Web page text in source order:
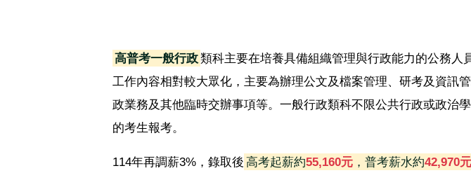
高普考一般行政類科主要在培養具備組織管理與行政能力的公務
工作內容相對較大眾化，主要為辦理公文及檔案管理、研考及資訊
政業務及其他臨時交辦事項等。一般行政類科不限公共行政或政治
的考生報考。
114年再調薪3%，錄取後 高考起薪約55,160元 ，普考薪水約42,970元